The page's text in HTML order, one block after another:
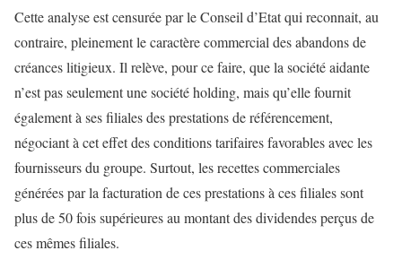
Cette analyse est censurée par le Conseil d’Etat qui reconnait, au
contraire, pleinement le caractère commercial des abandons de
créances litigieux. Il relève, pour ce faire, que la société aidante
n’est pas seulement une société holding, mais qu’elle fournit
également à ses filiales des prestations de référencement,
négociant à cet effet des conditions tarifaires favorables avec les
fournisseurs du groupe. Surtout, les recettes commerciales
générées par la facturation de ces prestations à ces filiales sont
plus de 50 fois supérieures au montant des dividendes perçus de
ces mêmes filiales.